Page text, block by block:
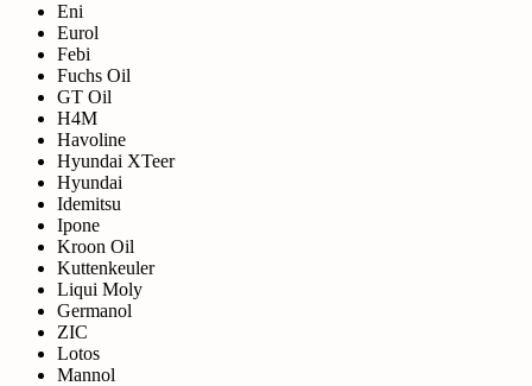
Eni
Eurol
Febi
Fuchs Oil
GT Oil
H4M
Havoline
Hyundai XTeer
Hyundai
Idemitsu
Ipone
Kroon Oil
Kuttenkeuler
Liqui Moly
Germanol
ZIC
Lotos
Mannol